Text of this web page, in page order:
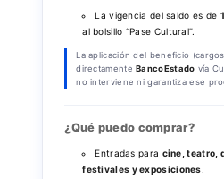
La vigencia del saldo es de
al bolsillo “Pase Cultural”.
La aplicación del beneficio
directamenteBancoEstado vía
no interviene ni garantiza ese
¿Qué puedo comprar?
Entradas para cine, teatro,
festivales y exposiciones.